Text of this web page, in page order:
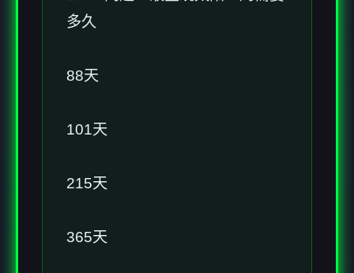
多久
88天
101天
215天
365天